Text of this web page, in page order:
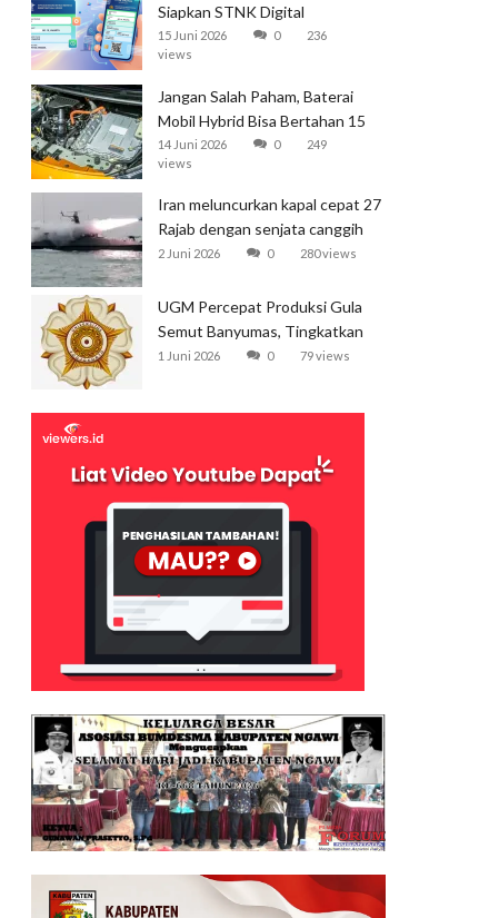
Siapkan STNK Digital
15 Juni 2026 0
236
views
Jangan Salah Paham, Baterai
Mobil Hybrid Bisa Bertahan 15
Tahun
14 Juni 2026 0
249
views
Iran meluncurkan kapal cepat 27
Rajab dengan senjata canggih
dan kecepatan tinggi
2 Juni 2026 0 280 views
UGM Percepat Produksi Gula
Semut Banyumas, Tingkatkan
Ekspor
1 Juni 2026 0 79 views